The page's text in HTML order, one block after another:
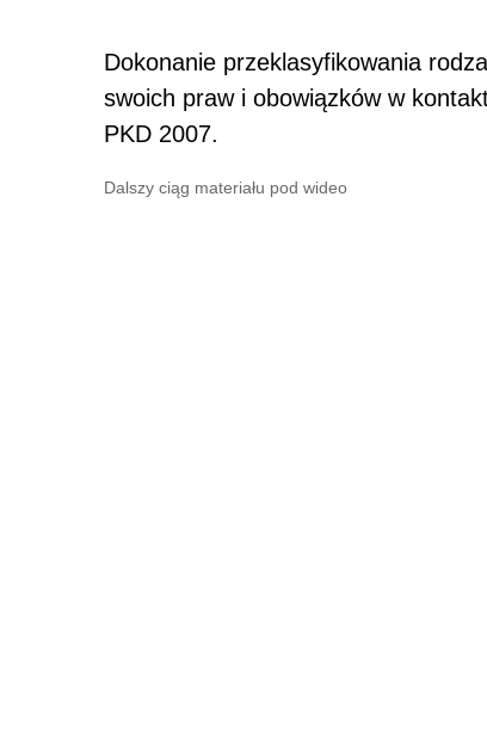
Dokonanie przeklasyfikowania
swoich praw i obowiązków w
PKD 2007.
Dalszy ciąg materiału pod wideo